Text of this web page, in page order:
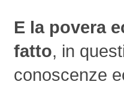
E la povera
fatto, in
conoscenze